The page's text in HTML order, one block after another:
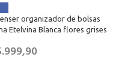
organizador de bolsas
Etelvina Blanca flores grises